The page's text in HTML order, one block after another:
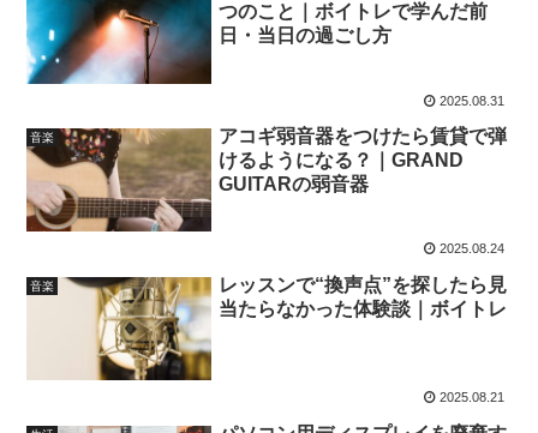
つのこと｜ボイトレで学んだ前
日・当日の過ごし方
2025.08.31
音楽
アコギ弱音器をつけたら賃貸で弾
けるようになる？｜GRAND
GUITARの弱音器
2025.08.24
音楽
レッスンで“換声点”を探したら見
当たらなかった体験談｜ボイトレ
2025.08.21